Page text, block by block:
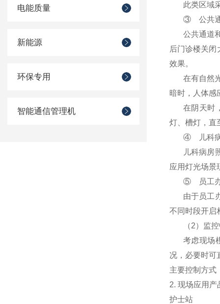
电能质量
新能源
环保专用
智能通信管理机
此类区域
③ 公共
公共通道
后门诊楼关
效果。
在有自然
暗时，人体感
在阴天时
灯、槽灯，直
④
儿科
儿科病房
应用灯光场景
⑤
员工
由于员工
不同时段开启
（2）监
考虑现场
况，必要时可
主要控制方式
2. 现场应用产
护士站